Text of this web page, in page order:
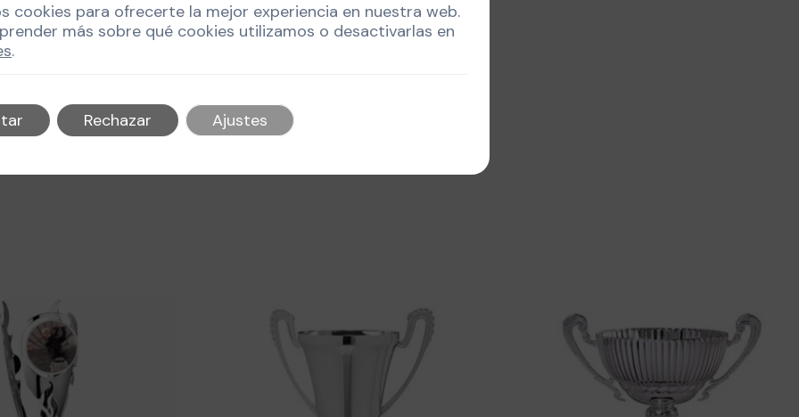
próxima vez que comente.
cookies para ofrecerte la mejor experiencia en nuestra web.
más sobre qué cookies utilizamos o desactivarlas en
.
Rechazar Ajustes